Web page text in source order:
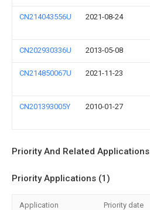
CN214043556U 2021-08-24
CN202930336U 2013-05-08
CN214850067U 2021-11-23
CN201393005Y 2010-01-27
Priority And Related Applications
Priority Applications (1)
Application Priority date